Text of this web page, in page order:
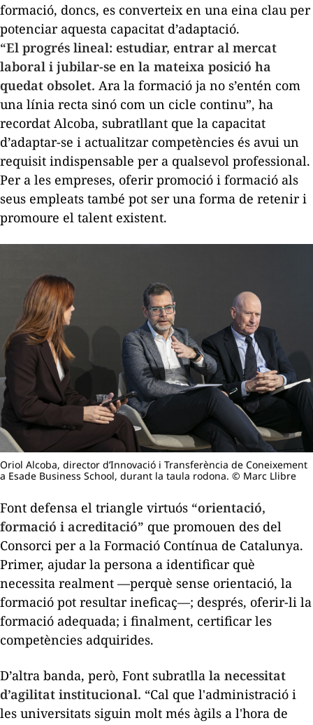
formació, doncs, es converteix en una eina clau per
potenciar aquesta capacitat d’adaptació.
“El progrés lineal: estudiar, entrar al mercat
laboral i jubilar-se en la mateixa posició ha
quedat obsolet. Ara la formació ja no s’entén com
una línia recta sinó com un cicle continu”, ha
recordat Alcoba, subratllant que la capacitat
d’adaptar-se i actualitzar competències és avui un
requisit indispensable per a qualsevol professional.
Per a les empreses, oferir promoció i formació als
seus empleats també pot ser una forma de retenir i
promoure el talent existent.
Oriol Alcoba, director d’Innovació i Transferència de Coneixement
a Esade Business School, durant la taula rodona. © Marc Llibre
Font defensa el triangle virtuós “orientació,
formació i acreditació” que promouen des del
Consorci per a la Formació Contínua de Catalunya.
Primer, ajudar la persona a identificar què
necessita realment —perquè sense orientació, la
formació pot resultar ineficaç—; després, oferir-li la
formació adequada; i finalment, certificar les
competències adquirides.
D’altra banda, però, Font subratlla la necessitat
d’agilitat institucional. “Cal que l'administració i
les universitats siguin molt més àgils a l'hora de